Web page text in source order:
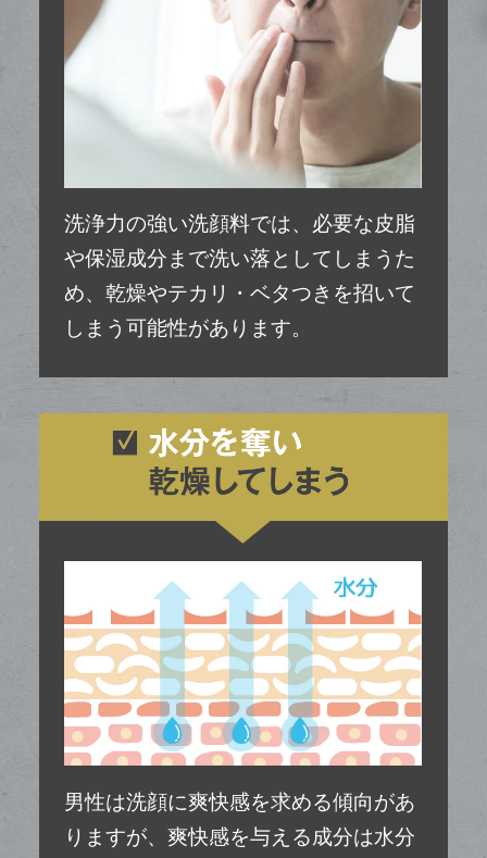
洗浄力の強い洗顔料では、必要な皮脂
や保湿成分まで洗い落としてしまうた
め、乾燥やテカリ・ベタつきを招いて
しまう可能性があります。
男性は洗顔に爽快感を求める傾向があ
りますが、爽快感を与える成分は水分